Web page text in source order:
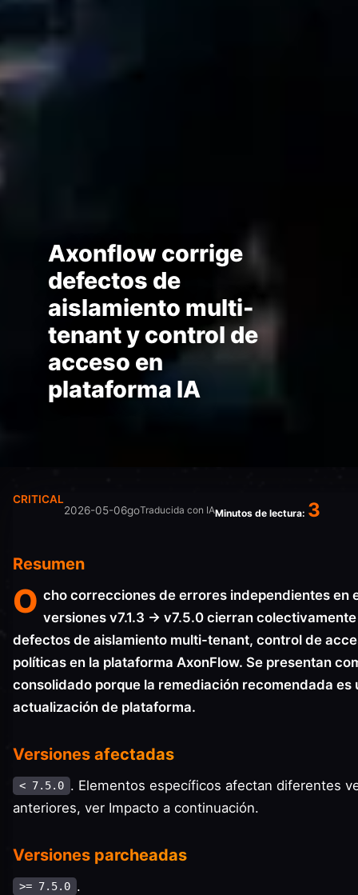
Axonflow corrige
defectos de
aislamiento multi-
tenant y control de
acceso en
plataforma IA
CRITICAL
2026-05-06goTraducida con IAMinutos de lectura: 3
Resumen
O cho correcciones de errores independientes en
versiones v7.1.3 → v7.5.0 cierran
defectos de aislamiento multi-tenant, control de
políticas en la plataforma AxonFlow. Se presentan
consolidado porque la remediación recomendada es
actualización de plataforma.
Versiones afectadas
< 7.5.0 . Elementos específicos afectan diferentes
anteriores, ver Impacto a continuación.
Versiones parcheadas
>= 7.5.0 .